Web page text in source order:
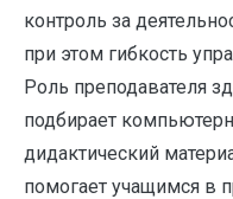
контроль за
при этом гибкость
Роль преподавателя
подбирает
дидактический
помогает учащимся в